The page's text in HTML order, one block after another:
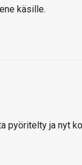
käsille.
pyöritelty ja nyt